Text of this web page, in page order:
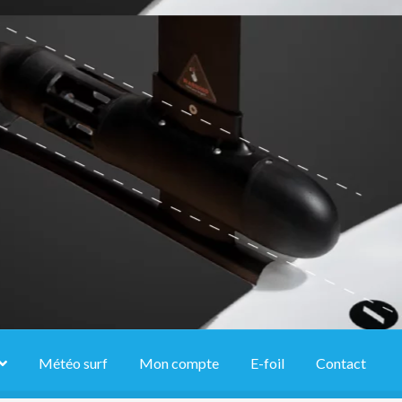
Météo surf Mon compte E-foil Contact